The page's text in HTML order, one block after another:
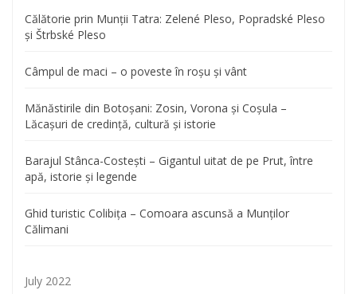
Călătorie prin Munții Tatra: Zelené Pleso, Popradské Pleso
și Štrbské Pleso
Câmpul de maci – o poveste în roșu și vânt
Mănăstirile din Botoșani: Zosin, Vorona și Coșula –
Lăcașuri de credință, cultură și istorie
Barajul Stânca-Costești – Gigantul uitat de pe Prut, între
apă, istorie și legende
Ghid turistic Colibița – Comoara ascunsă a Munților
Călimani
July 2022